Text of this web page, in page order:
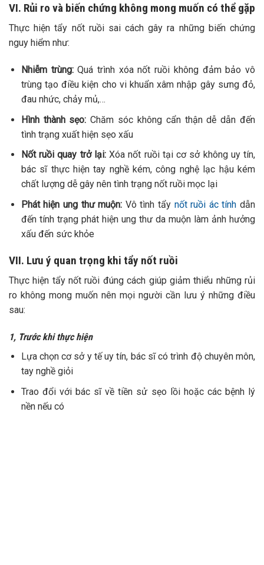
VI. Rủi ro và biến chứng không mong muốn có thể gặp
Thực hiện tẩy nốt ruồi sai cách gây ra những biến chứng
nguy hiểm như:
Nhiễm trùng:Quá trình xóa nốt ruồi không đảm bảo vô
trùng tạo điều kiện cho vi khuẩn xâm nhập gây sưng đỏ,
đau nhức, chảy mủ,…
Hình thành sẹo:Chăm sóc không cẩn thận dễ dẫn đến
tình trạng xuất hiện sẹo xấu
Nốt ruồi quay trở lại:Xóa nốt ruồi tại cơ sở không uy tín,
bác sĩ thực hiện tay nghề kém, công nghệ lạc hậu kém
chất lượng dễ gây nên tình trạng nốt ruồi mọc lại
Phát hiện ung thư muộn: Vô tình tẩy nốt ruồi ác tính dẫn
đến tính trạng phát hiện ung thư da muộn làm ảnh hưởng
xấu đến sức khỏe
VII. Lưu ý quan trọng khi tẩy nốt ruồi
Thực hiện tẩy nốt ruồi đúng cách giúp giảm thiểu những rủi
ro không mong muốn nên mọi người cần lưu ý những điều
sau:
1, Trước khi thực hiện
Lựa chọn cơ sở y tế uy tín, bác sĩ có trình độ chuyên môn,
tay nghề giỏi
Trao đổi với bác sĩ về tiền sử sẹo lồi hoặc các bệnh lý
nền nếu có